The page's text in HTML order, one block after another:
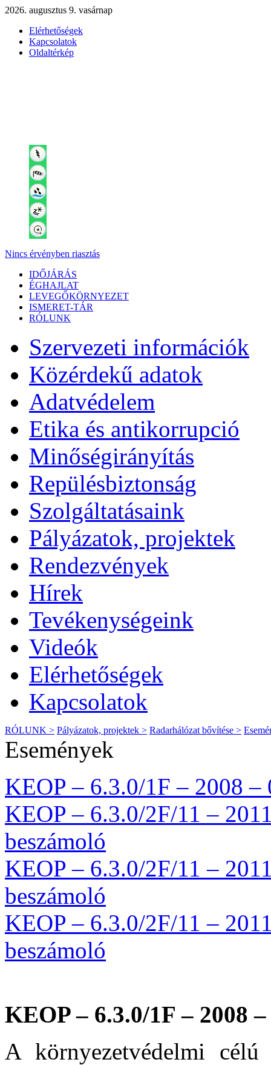
2026. augusztus 9. vasárnap
Elérhetőségek
Kapcsolatok
Oldaltérkép
Nincs érvényben riasztás
IDŐJÁRÁS
ÉGHAJLAT
LEVEGŐKÖRNYEZET
ISMERET-TÁR
RÓLUNK
Szervezeti információk
Közérdekű adatok
Adatvédelem
Etika és antikorrupció
Minőségirányítás
Repülésbiztonság
Szolgáltatásaink
Pályázatok, projektek
Rendezvények
Hírek
Tevékenységeink
Videók
Elérhetőségek
Kapcsolatok
RÓLUNK > Pályázatok, projektek > Radarhálózat bővítése >
Események
KEOP – 6.3.0/1F – 2008 –
KEOP – 6.3.0/2F/11 –
beszámoló
KEOP – 6.3.0/2F/11 –
beszámoló
KEOP – 6.3.0/2F/11 –
beszámoló
KEOP – 6.3.0/1F – 2008
A környezetvédelmi